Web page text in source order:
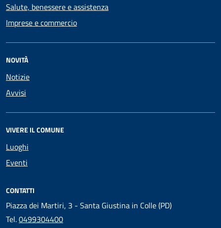
Salute, benessere e assistenza
Imprese e commercio
NOVITÀ
Notizie
Avvisi
VIVERE IL COMUNE
Luoghi
Eventi
CONTATTI
Piazza dei Martiri, 3 - Santa Giustina in Colle (PD)
Tel.0499304400